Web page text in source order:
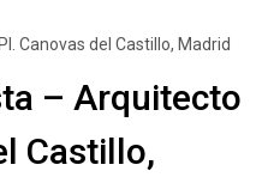
Canovas del Castillo, Madrid
– Arquitecto
Castillo,